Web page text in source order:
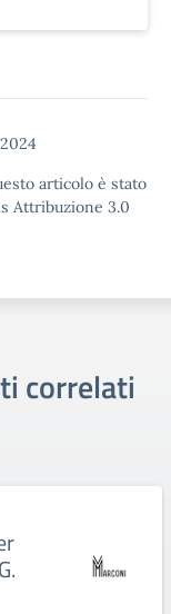
articolo è stato
Attribuzione 3.0
correlati